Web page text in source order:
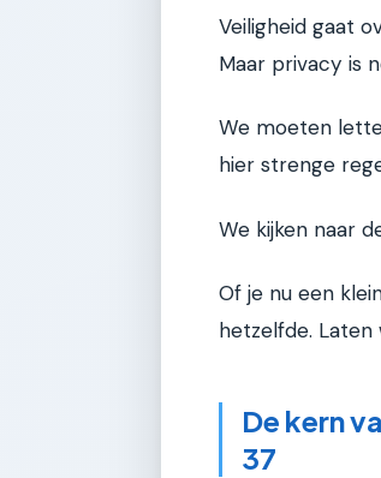
Veiligheid gaat
Maar privacy is
We moeten
hier strenge
We kijken naar
Of je nu een
hetzelfde. Laten
De kern
37